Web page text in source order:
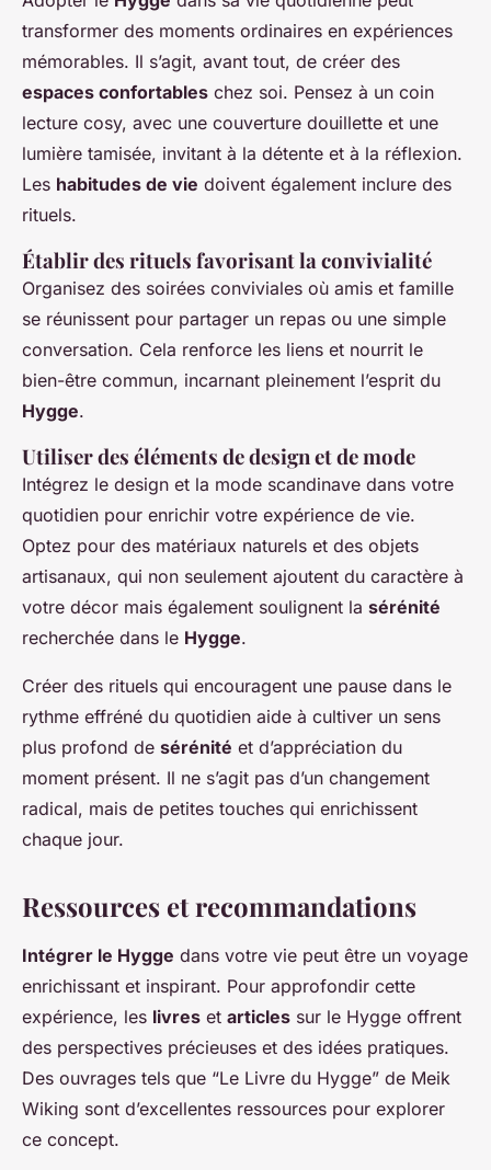
transformer des moments ordinaires en expériences
mémorables. Il s’agit, avant tout, de créer des
espaces confortables chez soi. Pensez à un coin
lecture cosy, avec une couverture douillette et une
lumière tamisée, invitant à la détente et à la réflexion.
Les habitudes de vie doivent également inclure des
rituels.
Établir des rituels favorisant la convivialité
Organisez des soirées conviviales où amis et famille
se réunissent pour partager un repas ou une simple
conversation. Cela renforce les liens et nourrit le
bien-être commun, incarnant pleinement l’esprit du
Hygge.
Utiliser des éléments de design et de mode
Intégrez le design et la mode scandinave dans votre
quotidien pour enrichir votre expérience de vie.
Optez pour des matériaux naturels et des objets
artisanaux, qui non seulement ajoutent du caractère à
votre décor mais également soulignent la sérénité
recherchée dans le Hygge.
Créer des rituels qui encouragent une pause dans le
rythme effréné du quotidien aide à cultiver un sens
plus profond de sérénité et d’appréciation du
moment présent. Il ne s’agit pas d’un changement
radical, mais de petites touches qui enrichissent
chaque jour.
Ressources et recommandations
Intégrer le Hygge dans votre vie peut être un voyage
enrichissant et inspirant. Pour approfondir cette
expérience, les livres et articles sur le Hygge offrent
des perspectives précieuses et des idées pratiques.
Des ouvrages tels que “Le Livre du Hygge” de Meik
Wiking sont d’excellentes ressources pour explorer
ce concept.